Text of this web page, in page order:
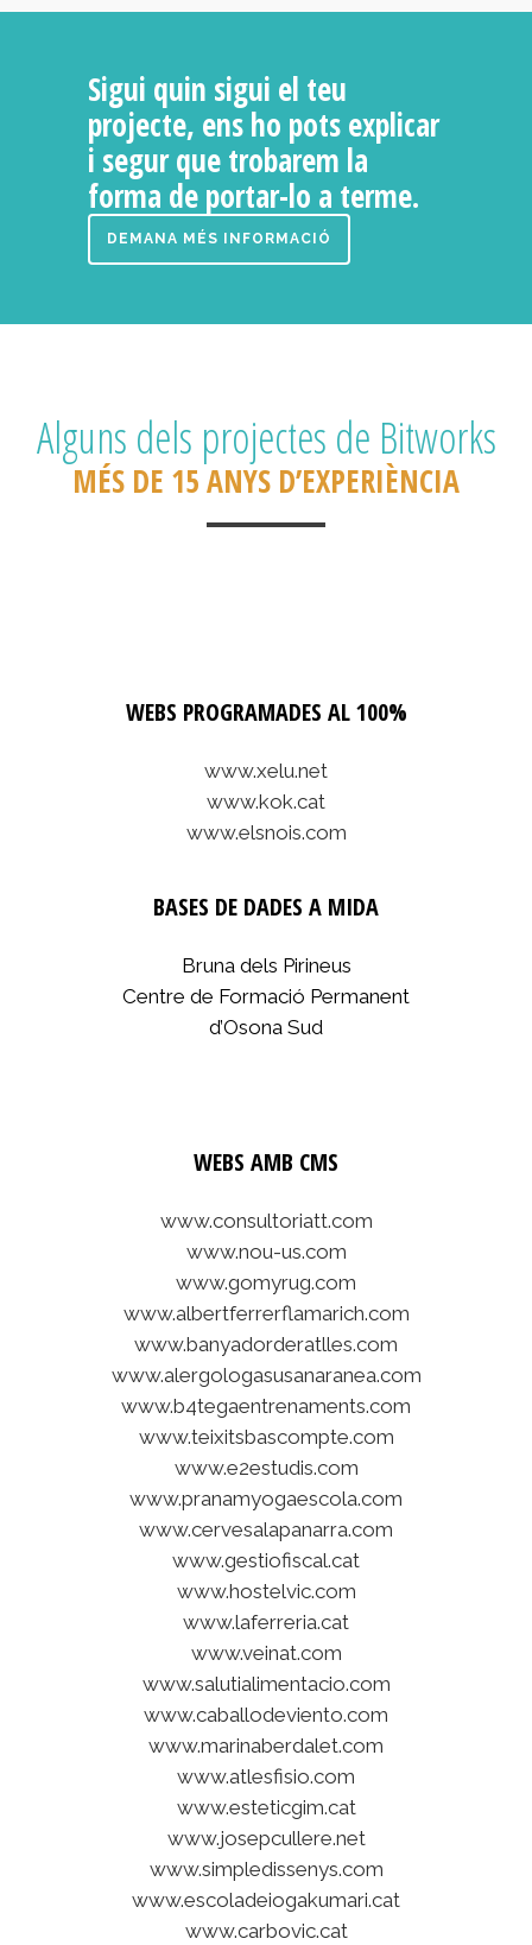
Sigui quin sigui el teu
projecte, ens ho pots explicar
i segur que trobarem la
forma de portar-lo a terme.
DEMANA MÉS INFORMACIÓ
Alguns dels projectes de Bitworks
MÉS DE 15 ANYS D’EXPERIÈNCIA
WEBS PROGRAMADES AL 100%
www.xelu.net
www.kok.cat
www.elsnois.com
BASES DE DADES A MIDA
Bruna dels Pirineus
Centre de Formació Permanent
d’Osona Sud
WEBS AMB CMS
www.consultoriatt.com
www.nou-us.com
www.gomyrug.com
www.albertferrerflamarich.com
www.banyadorderatlles.com
www.alergologasusanaranea.com
www.b4tegaentrenaments.com
www.teixitsbascompte.com
www.e2estudis.com
www.pranamyogaescola.com
www.cervesalapanarra.com
www.gestiofiscal.cat
www.hostelvic.com
www.laferreria.cat
www.veinat.com
www.salutialimentacio.com
www.caballodeviento.com
www.marinaberdalet.com
www.atlesfisio.com
www.esteticgim.cat
www.josepcullere.net
www.simpledissenys.com
www.escoladeiogakumari.cat
www.carbovic.cat